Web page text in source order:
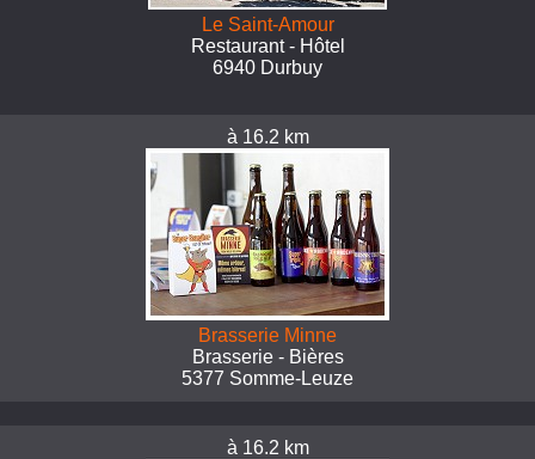
Le Saint-Amour
Restaurant - Hôtel
6940 Durbuy
à 16.2 km
Brasserie Minne
Brasserie - Bières
5377 Somme-Leuze
à 16.2 km